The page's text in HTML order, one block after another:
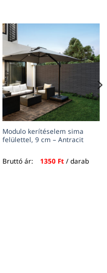
Modulo kerítéselem sima
felülettel, 9 cm – Antracit
Bruttó ár: 1350 Ft/ darab